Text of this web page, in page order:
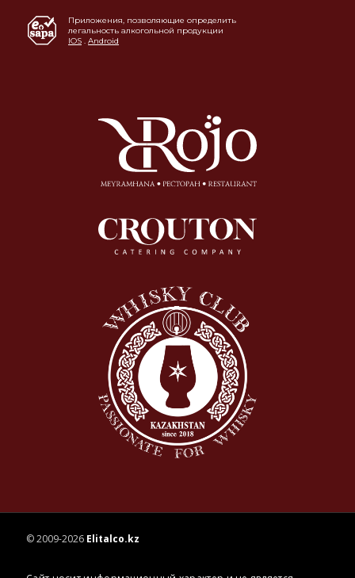
Приложения, позволяющие определить
легальность алкогольной продукции
IOS . Android
© 2009-2026 Elitalco.kz